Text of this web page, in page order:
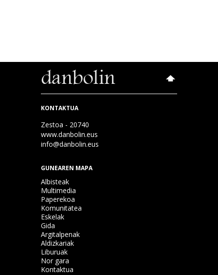
KONTAKTUA
Zestoa - 20740
www.danbolin.eus
info@danbolin.eus
GUNEAREN MAPA
Albisteak
Multimedia
Paperekoa
Komunitatea
Eskelak
Gida
Argitalpenak
Aldizkariak
Liburuak
Nor gara
Kontaktua